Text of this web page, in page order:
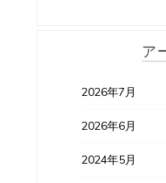
ア
2026年7月
2026年6月
2024年5月